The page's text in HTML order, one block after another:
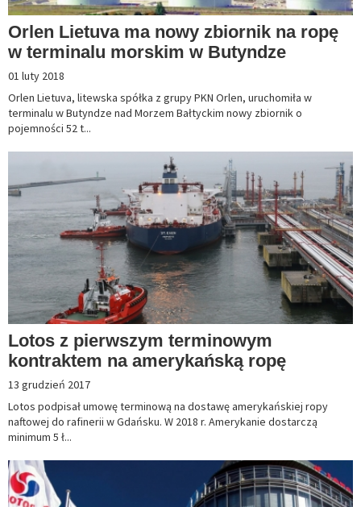
Orlen Lietuva ma nowy zbiornik na ropę
w terminalu morskim w Butyndze
01 luty 2018
Orlen Lietuva, litewska spółka z grupy PKN Orlen, uruchomiła w
terminalu w Butyndze nad Morzem Bałtyckim nowy zbiornik o
pojemności 52 t...
Lotos z pierwszym terminowym
kontraktem na amerykańską ropę
13 grudzień 2017
Lotos podpisał umowę terminową na dostawę amerykańskiej ropy
naftowej do rafinerii w Gdańsku. W 2018 r. Amerykanie dostarczą
minimum 5 ł...